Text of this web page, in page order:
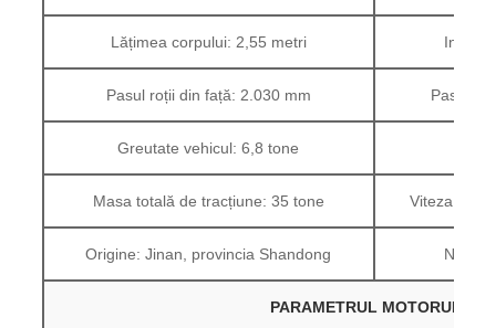
Lățimea corpului: 2,55 metri
Pasul roții din față: 2.030 mm Pasul
Greutate vehicul: 6,8 tone
Masa totală de tracțiune: 35 tone Viteza
Origine: Jinan, provincia Shandong Nivel
PARAMETRUL MOTORULUI